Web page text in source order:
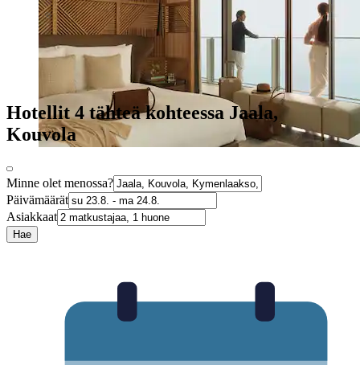
Hotellit 4 tähteä kohteessa Jaala,
Kouvola
Minne olet menossa?
Päivämäärät
Asiakkaat
Hae